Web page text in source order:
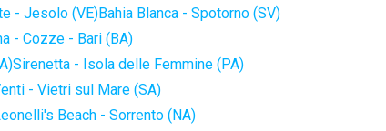
- Jesolo (VE)Bahia Blanca - Spotorno (SV)
- Cozze - Bari (BA)
Sirenetta - Isola delle Femmine (PA)
- Vietri sul Mare (SA)
Beach - Sorrento (NA)